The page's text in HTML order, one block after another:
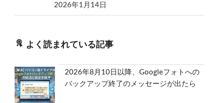
2026年1月14日
よく読まれている記事
2026年8月10日以降、Googleフォトへの
バックアップ終了のメッセージが出たら